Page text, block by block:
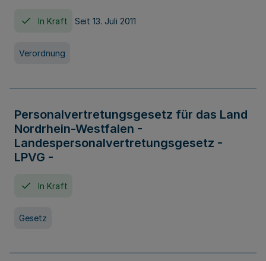
In Kraft Seit 13. Juli 2011
Verordnung
Personalvertretungsgesetz für das Land
Nordrhein-Westfalen -
Landespersonalvertretungsgesetz -
LPVG -
In Kraft
Gesetz